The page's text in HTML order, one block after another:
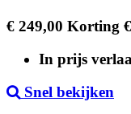
Regular
€ 249,00 Korting
In prijs
Snel bekijken